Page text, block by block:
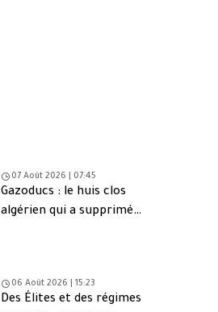
07 Août 2026 | 07:45
Gazoducs : le huis clos
algérien qui a supprimé
06 Août 2026 | 15:23
Des Élites et des régimes